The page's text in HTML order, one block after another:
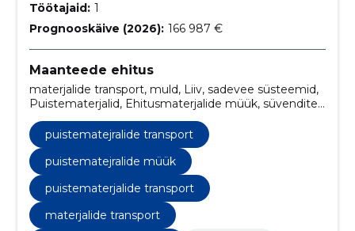
Töötajaid: 1
Prognooskäive (2026): 166 987 €
Maanteede ehitus
materjalide transport, muld, Liiv, sadevee süsteemid,
Puistematerjalid, Ehitusmaterjalide müük, süvendite
kaevamine, maa ettevalmistus, torustik,
torudepaigaldus
puistematejralide transport
puistematejralide müük
puistematerjalide transport
materjalide transport